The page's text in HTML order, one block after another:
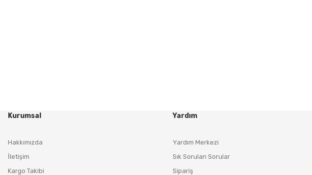
Kurumsal
Hakkımızda
İletişim
Kargo Takibi
Yardım
Yardım Merkezi
Sık Sorulan Sorular
Sipariş